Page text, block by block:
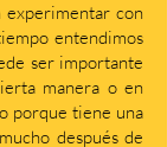
con
entendimos
ser importante
manera o en
porque tiene una
después de